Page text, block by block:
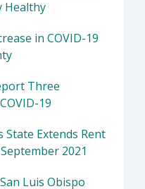
Healthy
in COVID-19
Three
19
State Extends Rent
2021
Luis Obispo